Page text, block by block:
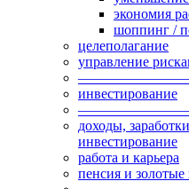
экономия
шоппинг /
целеполагание
управление
инвестирование
доходы,
инвестирование
работа и карьера
пенсия и золотые